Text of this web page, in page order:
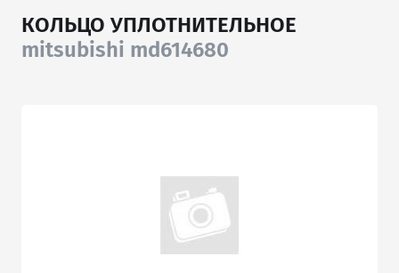
КОЛЬЦО УПЛОТНИТЕЛЬНОЕ
mitsubishi md614680